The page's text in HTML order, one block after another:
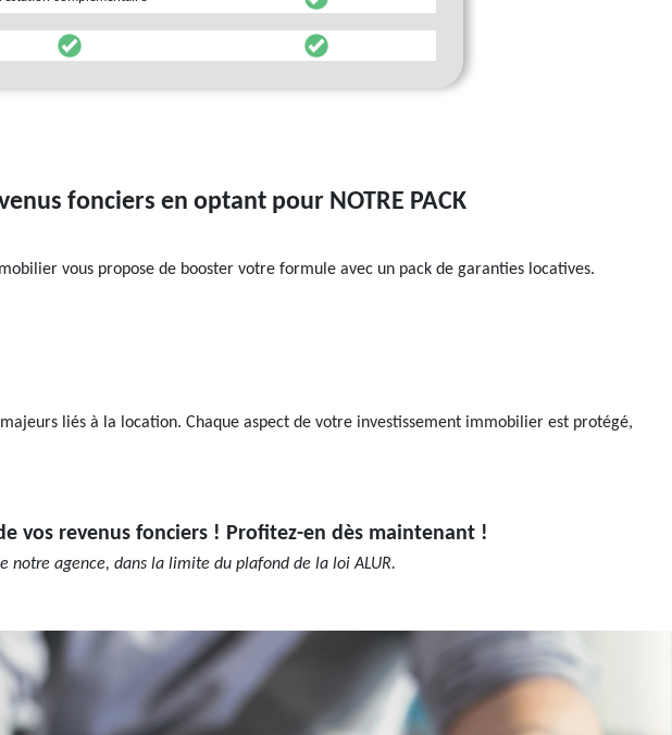
fonciers en optant pour NOTRE PACK
vous propose de booster votre formule avec un pack de garanties locatives.
liés à la location. Chaque aspect de votre investissement immobilier est protégé,
vos revenus fonciers ! Profitez-en dès maintenant !
notre agence, dans la limite du plafond de la loi ALUR.